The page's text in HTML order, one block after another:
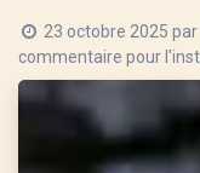
23 octobre 2025 par
commentaire pour